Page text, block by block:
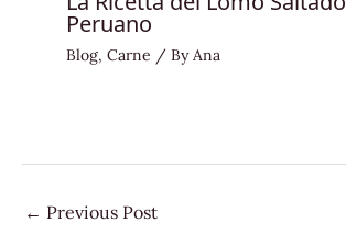
Peruano
Blog, Carne / ByAna
← Previous Post